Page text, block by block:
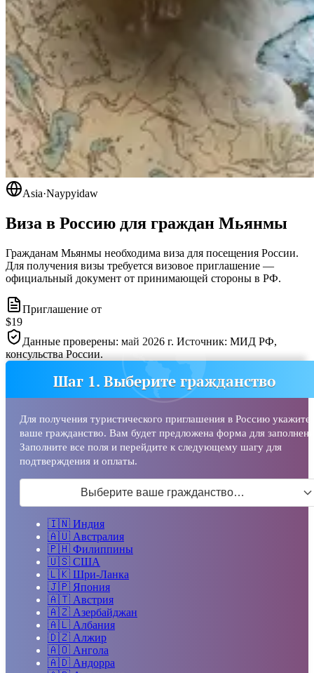
Asia·Naypyidaw
Виза в Россию для граждан Мьянмы
Гражданам Мьянмы необходима виза для посещения России.
Для получения визы требуется визовое приглашение —
официальный документ от принимающей стороны в РФ.
Приглашение от
$19
Данные проверены: май 2026 г. Источник: МИД РФ,
консульства России.
Шаг 1. Выберите гражданство
Для получения туристического приглашения в Россию укажите
ваше гражданство. Вам будет предложена форма для
Заполните все поля и перейдите к следующему шагу для
подтверждения и оплаты.
Выберите ваше гражданство…
🇮🇳 Индия
🇦🇺 Австралия
🇵🇭 Филиппины
🇺🇸 США
🇱🇰 Шри-Ланка
🇯🇵 Япония
🇦🇹 Австрия
🇦🇿 Азербайджан
🇦🇱 Албания
🇩🇿 Алжир
🇦🇴 Ангола
🇦🇩 Андорра